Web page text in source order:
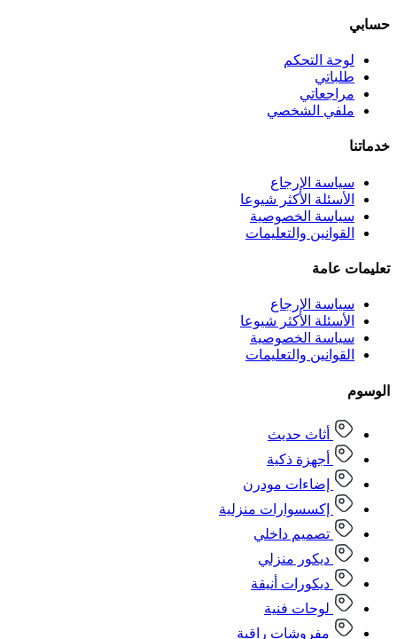
حسابي
لوحة التحكم
طلباتي
مراجعاتي
ملفي الشخصي
خدماتنا
سياسة الإرجاع
الأسئلة الأكثر شيوعا
سياسة الخصوصية
القوانين والتعليمات
تعليمات عامة
سياسة الإرجاع
الأسئلة الأكثر شيوعا
سياسة الخصوصية
القوانين والتعليمات
الوسوم
أثاث حديث
أجهزة ذكية
إضاءات مودرن
إكسسوارات منزلية
تصميم داخلي
ديكور منزلي
ديكورات أنيقة
لوحات فنية
مفروشات راقية